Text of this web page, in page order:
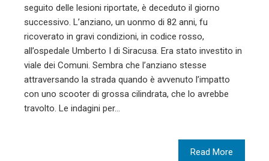
seguito delle lesioni riportate, è deceduto il giorno
successivo. L’anziano, un uonmo di 82 anni, fu
ricoverato in gravi condizioni, in codice rosso,
all’ospedale Umberto I di Siracusa. Era stato investito in
viale dei Comuni. Sembra che l’anziano stesse
attraversando la strada quando è avvenuto l’impatto
con uno scooter di grossa cilindrata, che lo avrebbe
travolto. Le indagini per…
Read More